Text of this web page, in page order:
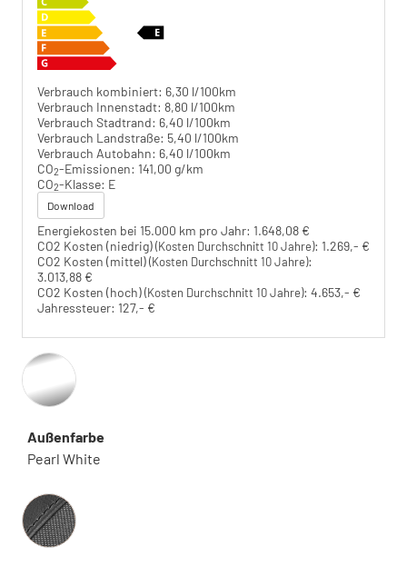
Verbrauch kombiniert: 6,30 l/100km
Verbrauch Innenstadt: 8,80 l/100km
Verbrauch Stadtrand: 6,40 l/100km
Verbrauch Landstraße: 5,40 l/100km
Verbrauch Autobahn: 6,40 l/100km
CO2-Emissionen: 141,00 g/km
CO2-Klasse: E
Download
Energiekosten bei 15.000 km pro Jahr: 1.648,08 €
CO2 Kosten (niedrig)(Kosten Durchschnitt 10 Jahre): 1.269,- €
CO2 Kosten (mittel)(Kosten Durchschnitt 10 Jahre):
3.013,88 €
CO2 Kosten (hoch)(Kosten Durchschnitt 10 Jahre): 4.653,- €
Jahressteuer: 127,- €
Außenfarbe
Pearl White
Innenausstattung